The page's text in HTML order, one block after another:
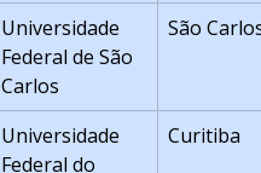
Universidade
Federal de São
Carlos
São
Universidade
Federal do
Curitiba